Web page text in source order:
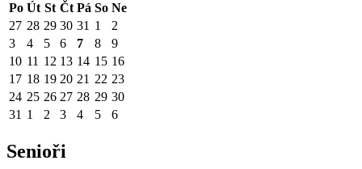
Po Út St Čt Pá So Ne
27 28 29 30 31 1
2
3
4 5 6 7 8
9
10 11 12 13 14 15 16
17 18 19 20 21 22 23
24 25 26 27 28 29 30
31 1 2 3 4 5 6
Senioři